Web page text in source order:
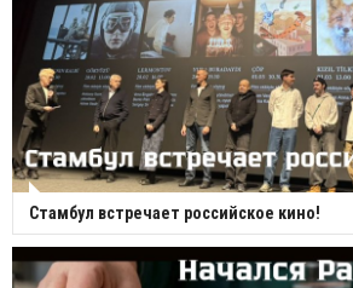
Стамбул встречает российское кино!